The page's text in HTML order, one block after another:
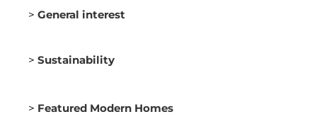
> General interest
> Sustainability
> Featured Modern Homes